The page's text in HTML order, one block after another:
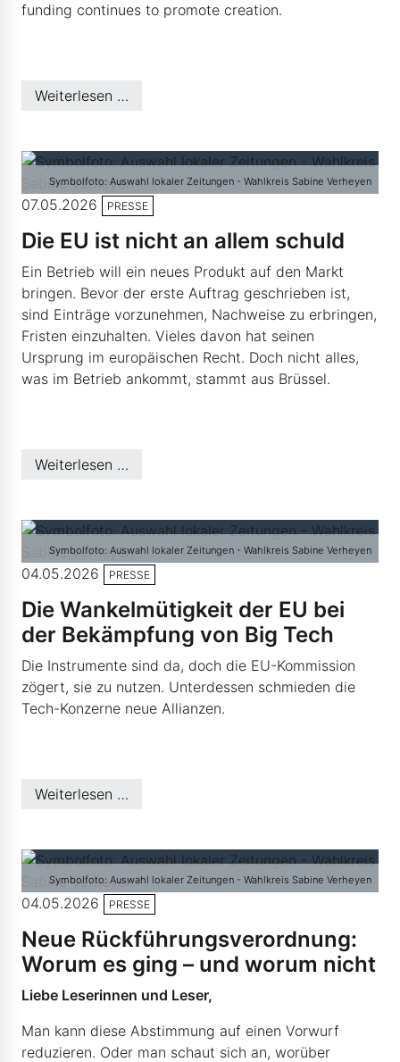
funding continues to promote creation.
Weiterlesen …
Symbolfoto: Auswahl lokaler Zeitungen - Wahlkreis Sabine Verheyen
07.05.2026 PRESSE
Die EU ist nicht an allem schuld
Ein Betrieb will ein neues Produkt auf den Markt
bringen. Bevor der erste Auftrag geschrieben ist,
sind Einträge vorzunehmen, Nachweise zu erbringen,
Fristen einzuhalten. Vieles davon hat seinen
Ursprung im europäischen Recht. Doch nicht alles,
was im Betrieb ankommt, stammt aus Brüssel.
Weiterlesen …
Symbolfoto: Auswahl lokaler Zeitungen - Wahlkreis Sabine Verheyen
04.05.2026 PRESSE
Die Wankelmütigkeit der EU bei
der Bekämpfung von Big Tech
Die Instrumente sind da, doch die EU-Kommission
zögert, sie zu nutzen. Unterdessen schmieden die
Tech-Konzerne neue Allianzen.
Weiterlesen …
Symbolfoto: Auswahl lokaler Zeitungen - Wahlkreis Sabine Verheyen
04.05.2026 PRESSE
Neue Rückführungsverordnung:
Worum es ging – und worum nicht
Liebe Leserinnen und Leser,
Man kann diese Abstimmung auf einen Vorwurf
reduzieren. Oder man schaut sich an, worüber